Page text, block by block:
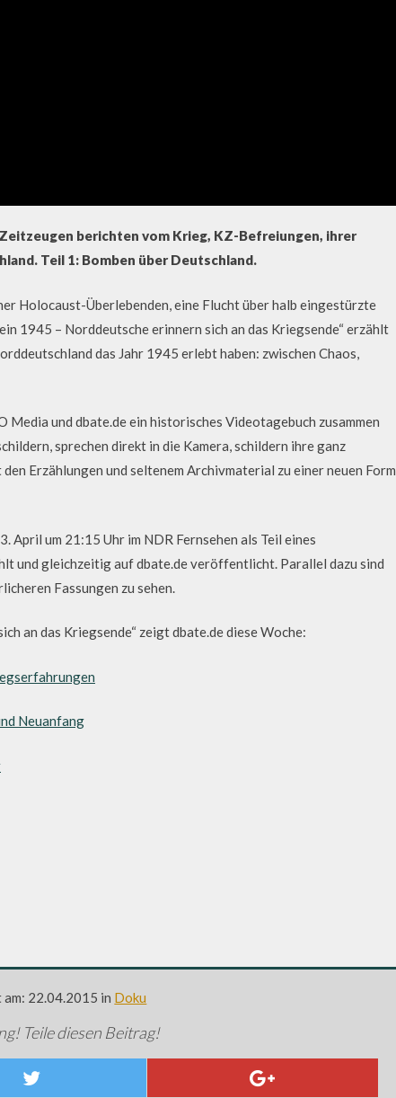
berichten vom Krieg, KZ-Befreiungen, ihrer
Teil 1: Bomben über Deutschland.
Holocaust-Überlebenden, eine Flucht über halb eingestürzte
1945 – Norddeutsche erinnern sich an das Kriegsende“ erzählt
das Jahr 1945 erlebt haben: zwischen Chaos,
Media und dbate.de ein historisches Videotagebuch zusammen
sprechen direkt in die Kamera, schildern ihre ganz
Erzählungen und seltenem Archivmaterial zu einer neuen Form
April um 21:15 Uhr im NDR Fernsehen als Teil eines
und gleichzeitig auf dbate.de veröffentlicht. Parallel dazu sind
Fassungen zu sehen.
an das Kriegsende“ zeigt dbate.de diese Woche:
Neuanfang
22.04.2015 in Doku
Teile diesen Beitrag!